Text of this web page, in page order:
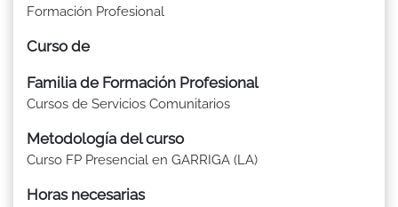
Formación Profesional
Curso de
Familia de Formación Profesional
Cursos de Servicios Comunitarios
Metodología del curso
Curso FP Presencial en GARRIGA (LA)
Horas necesarias